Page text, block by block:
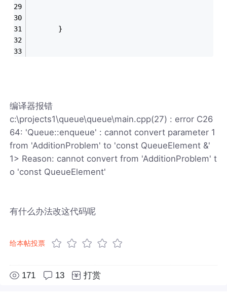
       }
编译器报错
c:\projects1\queue\queue\main.cpp(27) : error C26
64: 'Queue::enqueue' : cannot convert parameter 1
from 'AdditionProblem' to 'const QueueElement &'
1> Reason: cannot convert from 'AdditionProblem' t
o 'const QueueElement'
有什么办法改这代码呢
给本帖投票
171 13 打赏